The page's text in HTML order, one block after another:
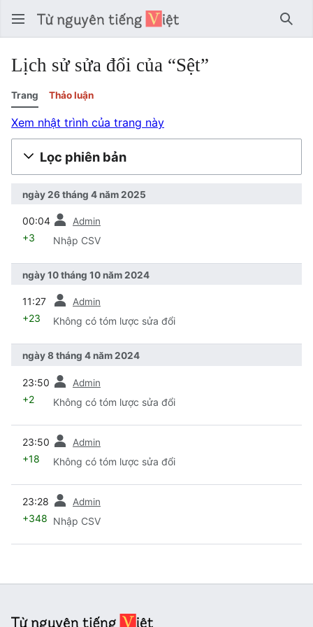
Tìm
Lịch sử sửa đổi của “Sệt”
Trang Thảo luận
Xem nhật trình của trang này
Lọc phiên bản
ngày 26 tháng 4 năm 2025
00:04 Admin
+3 Nhập CSV
ngày 10 tháng 10 năm 2024
11:27 Admin
+23 Không có tóm lược sửa đổi
ngày 8 tháng 4 năm 2024
23:50 Admin
+2 Không có tóm lược sửa đổi
23:50 Admin
+18 Không có tóm lược sửa đổi
23:28 Admin
+348 Nhập CSV